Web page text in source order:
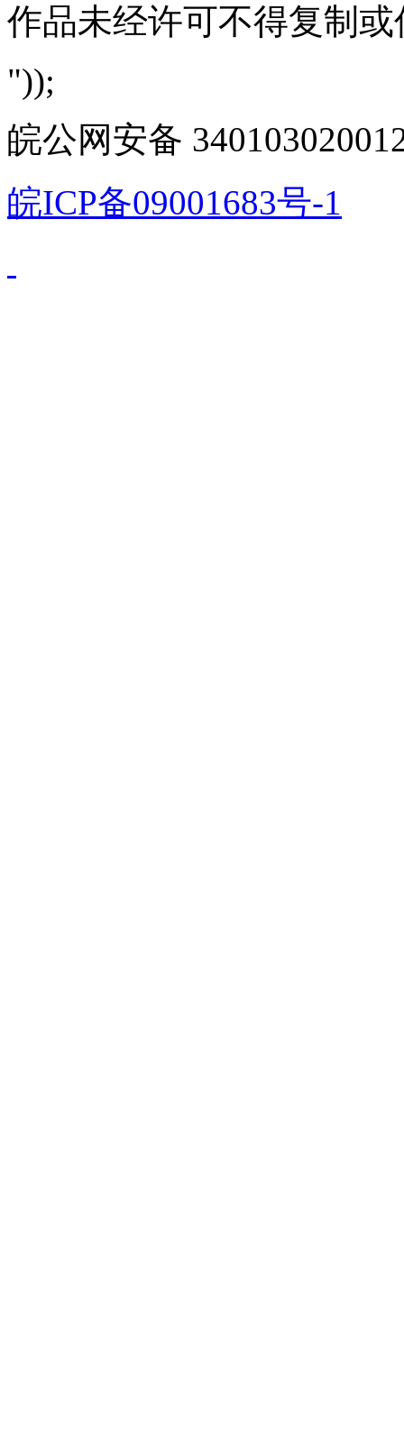
作品未经许可不得复制或
"));
皖公网安备
皖ICP备09001683号-1